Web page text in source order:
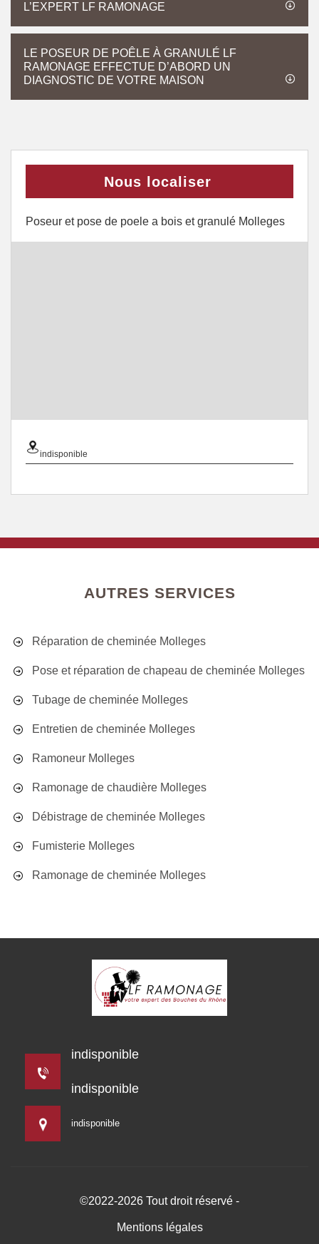
L’EXPERT LF RAMONAGE
LE POSEUR DE POÊLE À GRANULÉ LF
RAMONAGE EFFECTUE D’ABORD UN
DIAGNOSTIC DE VOTRE MAISON
Nous localiser
Poseur et pose de poele a bois et granulé Molleges
indisponible
AUTRES SERVICES
Réparation de cheminée Molleges
Pose et réparation de chapeau de cheminée Molleges
Tubage de cheminée Molleges
Entretien de cheminée Molleges
Ramoneur Molleges
Ramonage de chaudière Molleges
Débistrage de cheminée Molleges
Fumisterie Molleges
Ramonage de cheminée Molleges
indisponible
indisponible
indisponible
©2022-2026 Tout droit réservé -
Mentions légales